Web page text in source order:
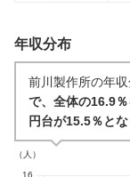
年収分布
前川製作所の年
で、全体の16.9
円台が15.5％と